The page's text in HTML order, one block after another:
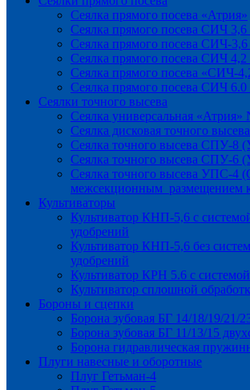
Сеялка прямого посева «Атрия»
Сеялка прямого посева СИЧ
Сеялка прямого посева СИЧ-
Сеялка прямого посева СИЧ
Сеялка прямого посева «СИЧ-
Сеялка прямого посева СИЧ
Сеялки точного высева
Сеялка универсальная
Сеялка дисковая точного
Сеялка точного высева СПУ-8
Сеялка точного высева СПУ-6
Сеялка точного высева УПС-4
межсекционным размещением
Культиваторы
Культиватор КНП-5,6 с
удобрений
Культиватор КНП-5,6 без
удобрений
Культиватор КРН 5.6 с
Культиватор сплошной
Бороны и сцепки
Борона зубовая БГ 14/18/19/21/
Борона зубовая БГ 11/13/15
Борона гидравлическая
Плуги навесные и оборотные
Плуг Гетьман-4